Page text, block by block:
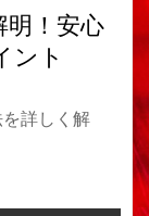
明！安心
ント
詳しく解